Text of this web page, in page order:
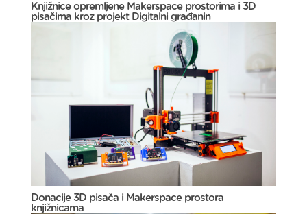
Knjižnice opremljene Makerspace prostorima i 3D
pisačima kroz projekt Digitalni građanin
Donacije 3D pisača i Makerspace prostora
knjižnicama